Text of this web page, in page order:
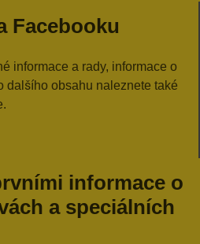
Facebooku
informace a rady, informace o
dalšího obsahu naleznete také
informace o
a speciálních